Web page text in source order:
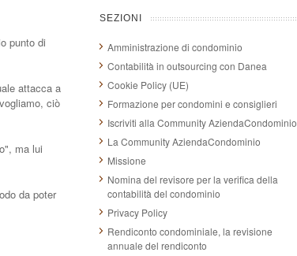
punto di
attacca a
ciò
ma lui
da poter
SEZIONI
Amministrazione di condominio
Contabilità in outsourcing con Danea
Cookie Policy (UE)
Formazione per condomini e consiglieri
Iscriviti alla Community AziendaCondominio
La Community AziendaCondominio
Missione
Nomina del revisore per la verifica della
contabilità del condominio
Privacy Policy
Rendiconto condominiale, la revisione
annuale del rendiconto